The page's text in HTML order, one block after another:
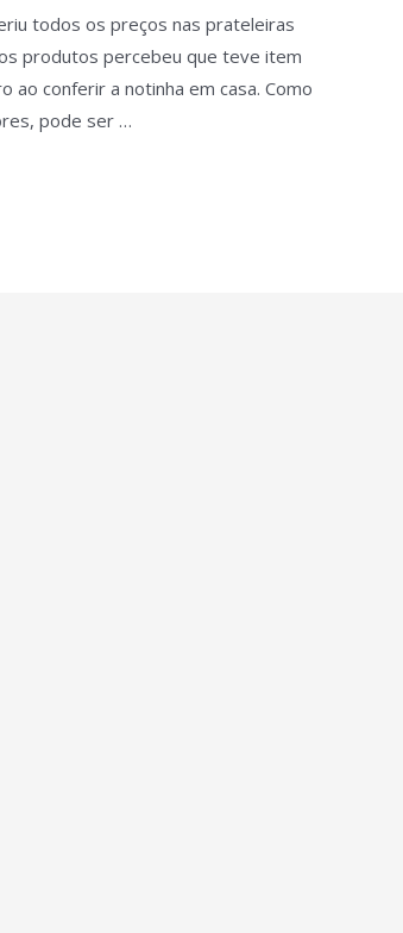
todos os preços nas prateleiras
produtos percebeu que teve item
ao conferir a notinha em casa. Como
pode ser …